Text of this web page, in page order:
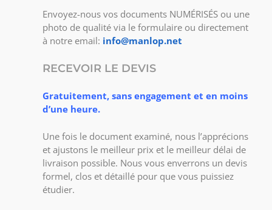
Envoyez-nous vos documents NUMÉRISÉS ou une
photo de qualité via le formulaire ou directement
à notre email: info@manlop.net
RECEVOIR LE DEVIS
Gratuitement, sans engagement et en moins
d’une heure.
Une fois le document examiné, nous l’apprécions
et ajustons le meilleur prix et le meilleur délai de
livraison possible. Nous vous enverrons un devis
formel, clos et détaillé pour que vous puissiez
étudier.